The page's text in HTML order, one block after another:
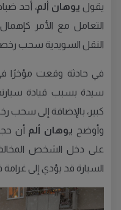
يقول يوهان ألم، أحد
التعامل مع الأمر
النقل السويدية سحب رخصة
في حادثة وقعت مؤخرًا
سيدة بسبب قيادة
كبير، بالإضافة إلى سحب
وأوضح يوهان ألم أن
على دخل الشخص
السيارة قد يؤدي إلى غرامة